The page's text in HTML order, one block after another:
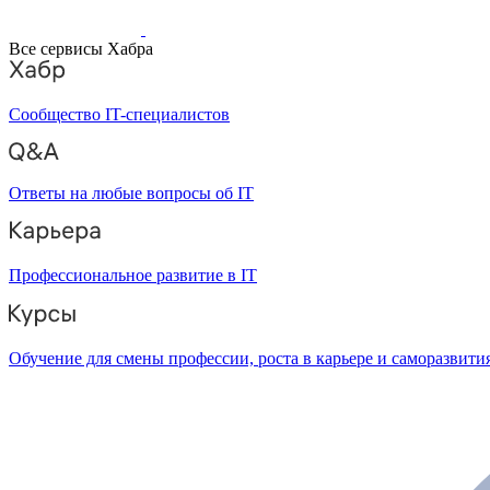
Все сервисы Хабра
Сообщество IT-специалистов
Ответы на любые вопросы об IT
Профессиональное развитие в IT
Обучение для смены профессии, роста в карьере и